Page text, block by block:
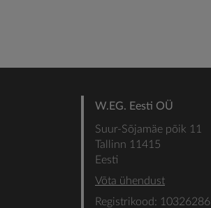
W.EG. Eesti OÜ
Suur-Sõjamäe põik 11
Tallinn 11415
Eesti
Võta ühendust
Registrikood: 10326286